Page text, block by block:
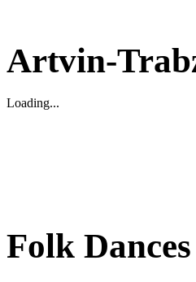
Artvin-
Loading...
Folk Dances